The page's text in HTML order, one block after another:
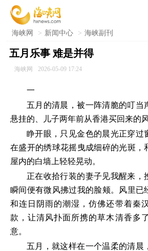
海峡网 > 新闻中心 > 海峡副刊
五月乐事 难是并得
海峡网 2026-05-09 17:24
一
五月的清晨，被一阵清脆的叮当
悬挂的、儿子两年前从香港买回来的
睁开眼，只见金色的晨光正穿过
在盛开的绣球花摇曳成细碎的光斑，
屋内的白墙上轻轻晃动。
正在收拾行装的妻子见我醒来，
瞬间便有微风拂过我的脸颊。风里已
和连日阴雨的潮湿，仿佛还带着秦
款，让清风扑面所携的草木清香多
意。
五月，就这样在一个温柔的清晨